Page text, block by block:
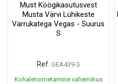
Must Köögikasutusvest
Musta Värvi Lühikeste
Varrukatega Vegas - Suurus
S
Ref. GEA439-S
Kohaletoimetamine vahemikus